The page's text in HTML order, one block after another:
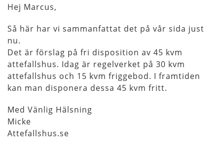
Hej Marcus,
Så här har vi sammanfattat det på vår sida just
nu.
Det är förslag på fri disposition av 45 kvm
attefallshus. Idag är regelverket på 30 kvm
attefallshus och 15 kvm friggebod. I framtiden
kan man disponera dessa 45 kvm fritt.
Med Vänlig Hälsning
Micke
Attefallshus.se